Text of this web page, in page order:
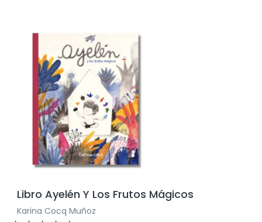
Libro Ayelén Y Los Frutos Mágicos
Karina Cocq Muñoz